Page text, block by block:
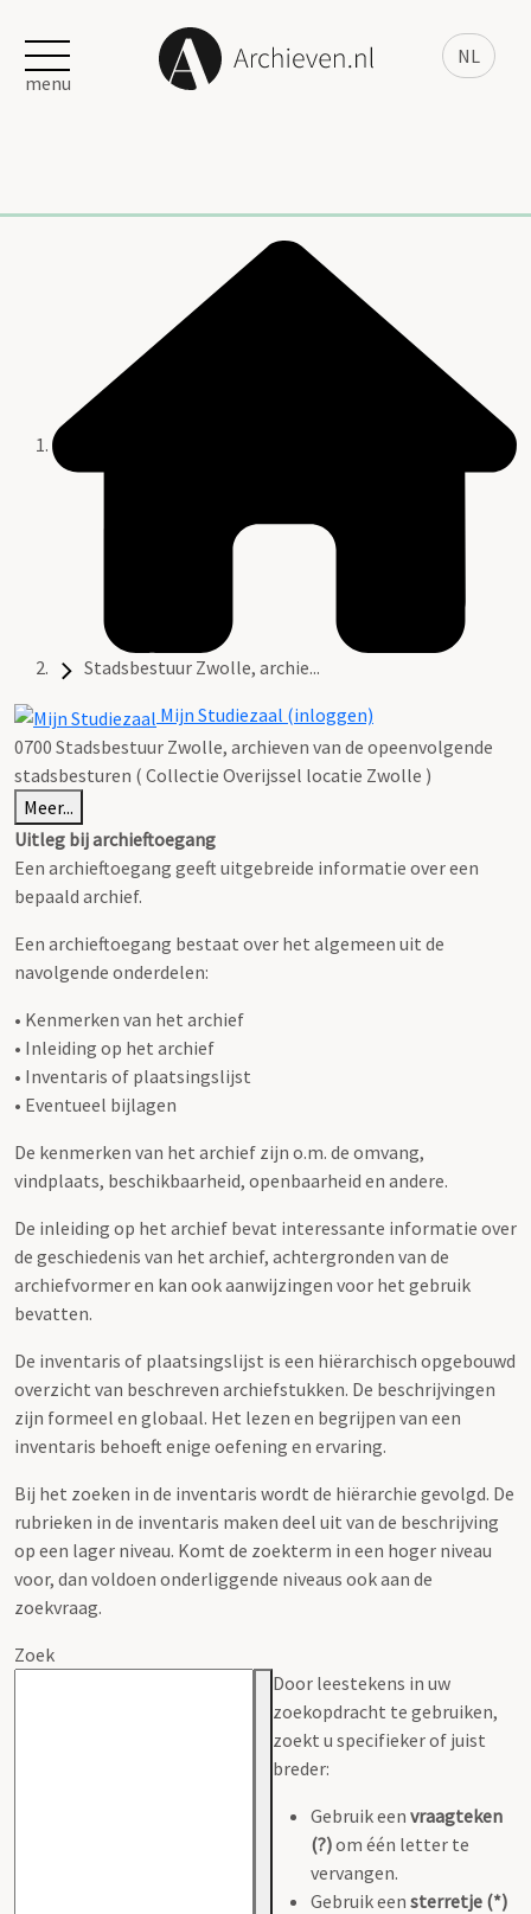
NL
menu
Stadsbestuur Zwolle, archie...
Mijn Studiezaal (inloggen)
0700 Stadsbestuur Zwolle, archieven van de opeenvolgende
stadsbesturen ( Collectie Overijssel locatie Zwolle )
Meer...
Uitleg bij archieftoegang
Een archieftoegang geeft uitgebreide informatie over een
bepaald archief.
Een archieftoegang bestaat over het algemeen uit de
navolgende onderdelen:
• Kenmerken van het archief
• Inleiding op het archief
• Inventaris of plaatsingslijst
• Eventueel bijlagen
De kenmerken van het archief zijn o.m. de omvang,
vindplaats, beschikbaarheid, openbaarheid en andere.
De inleiding op het archief bevat interessante informatie over
de geschiedenis van het archief, achtergronden van de
archiefvormer en kan ook aanwijzingen voor het gebruik
bevatten.
De inventaris of plaatsingslijst is een hiërarchisch opgebouwd
overzicht van beschreven archiefstukken. De beschrijvingen
zijn formeel en globaal. Het lezen en begrijpen van een
inventaris behoeft enige oefening en ervaring.
Bij het zoeken in de inventaris wordt de hiërarchie gevolgd. De
rubrieken in de inventaris maken deel uit van de beschrijving
op een lager niveau. Komt de zoekterm in een hoger niveau
voor, dan voldoen onderliggende niveaus ook aan de
zoekvraag.
Zoek
Door leestekens in uw
zoekopdracht te gebruiken,
zoekt u specifieker of juist
breder:
Gebruik een vraagteken
(?)om één letter te
vervangen.
Gebruik een sterretje (*)